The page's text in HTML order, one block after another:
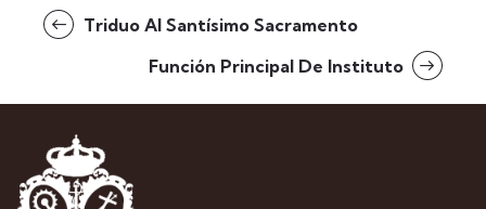
Triduo Al Santísimo Sacramento
Función Principal De Instituto